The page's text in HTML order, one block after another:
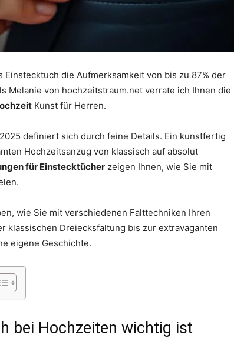
um
die Aufmerksamkeit von bis zu 87% der
Melanie von hochzeitstraum.net verrate ich Ihnen die
Kunst für Herren.
definiert sich durch feine Details. Ein kunstfertig
Hochzeitsanzug von klassisch auf absolut
für Einstecktücher zeigen Ihnen, wie Sie mit
wie Sie mit verschiedenen Falttechniken Ihren
klassischen Dreiecksfaltung bis zur extravaganten
eigene Geschichte.
bei Hochzeiten wichtig ist